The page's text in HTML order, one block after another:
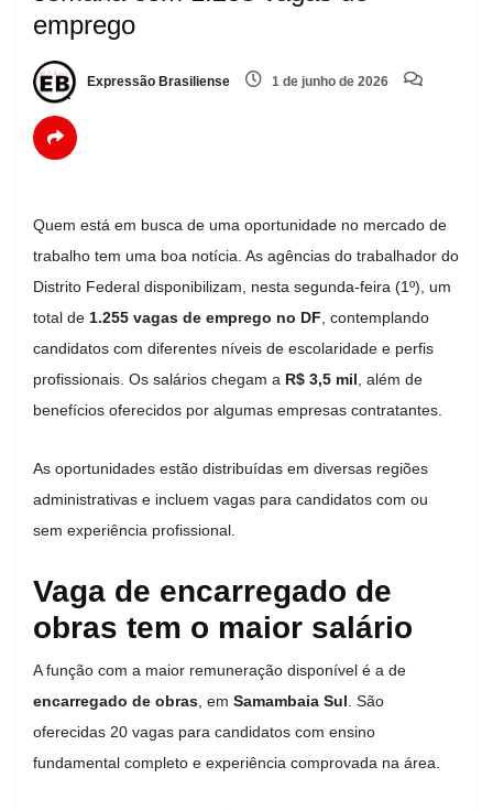
emprego
Expressão Brasiliense 1 de junho de 2026
Quem está em busca de uma oportunidade no mercado de
trabalho tem uma boa notícia. As agências do trabalhador do
Distrito Federal disponibilizam, nesta segunda-feira (1º), um
total de 1.255 vagas de emprego no DF , contemplando
candidatos com diferentes níveis de escolaridade e perfis
profissionais. Os salários chegam a R$ 3,5 mil , além de
benefícios oferecidos por algumas empresas contratantes.
As oportunidades estão distribuídas em diversas regiões
administrativas e incluem vagas para candidatos com ou
sem experiência profissional.
Vaga de encarregado de
obras tem o maior salário
A função com a maior remuneração disponível é a de
encarregado de obras , em Samambaia Sul . São
oferecidas 20 vagas para candidatos com ensino
fundamental completo e experiência comprovada na área.